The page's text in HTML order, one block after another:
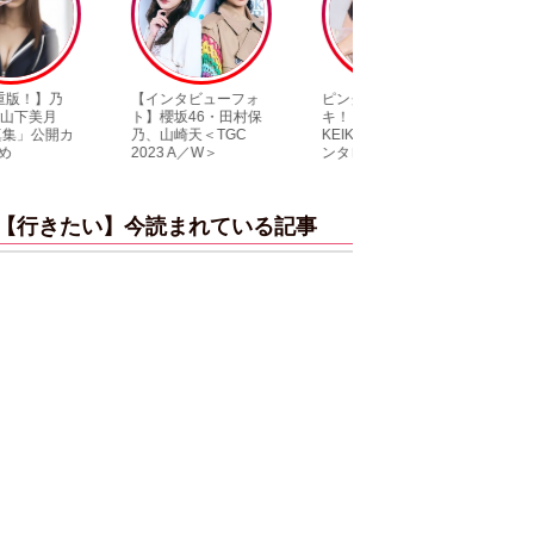
【インタビューフォ
ト】櫻坂46・田村保
乃、山崎天＜TGC
ピンクの衣装がステ
キ！ 「ME:I」MIU＆
KEIKO撮り下ろしイ
ンタビューフォト
【行きたい】今読まれている記事